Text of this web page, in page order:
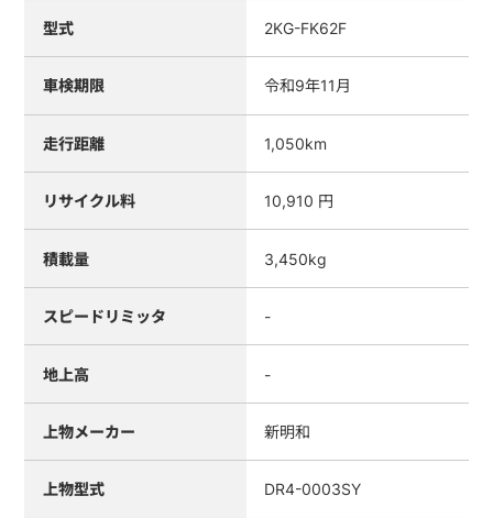
型式 2KG-FK62F
車検期限 令和9年11月
走行距離 1,050km
リサイクル料 10,910 円
積載量 3,450kg
スピードリミッタ -
地上高 -
上物メーカー 新明和
上物型式 DR4-0003SY